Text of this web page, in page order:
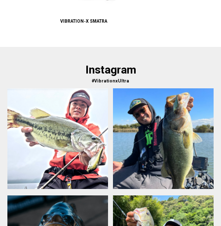
VIBRATION-X SMATRA
Instagram
#VibrationxUltra